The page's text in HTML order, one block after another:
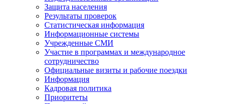
Защита населения
Результаты проверок
Статистическая информация
Информационные системы
Учрежденные СМИ
Участие в программах и международное
сотрудничество
Официальные визиты и рабочие поездки
Информация
Кадровая политика
Приоритеты